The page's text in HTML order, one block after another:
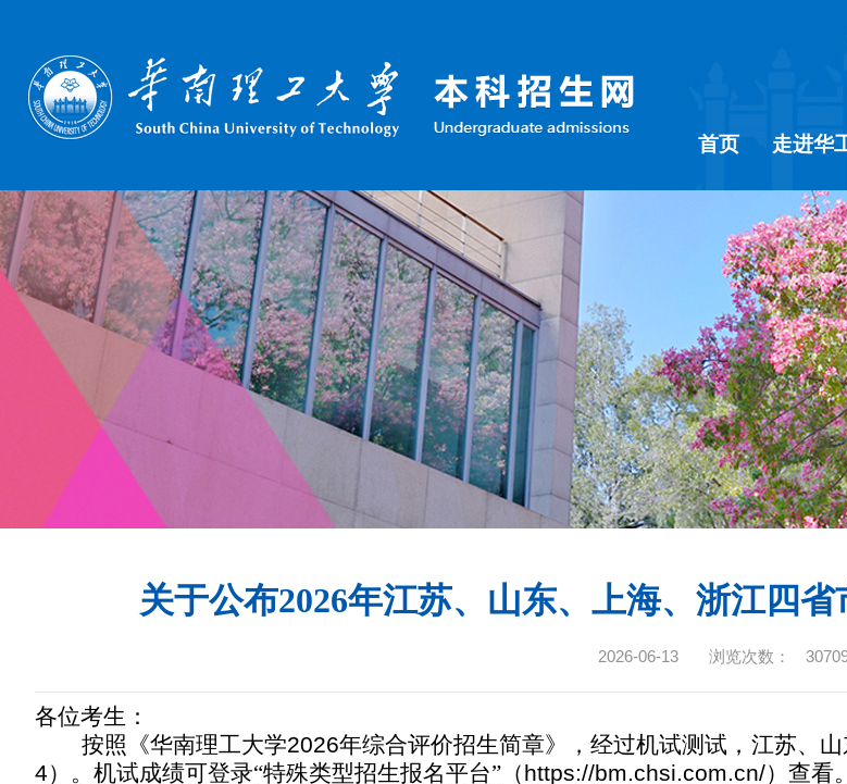
首页 走进华
关于公布2026年江苏、山东、上海、浙江四
2026-06-13 浏览次数：
各位考生：
按照《华南理工大学2026年综合评价招生简章》，经过机试测试，江苏、
4）。机试成绩可登录“特殊类型招生报名平台”（https://bm.chsi.com.cn/）查看。